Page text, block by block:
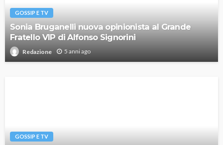
GOSSIP E TV
Sonia Bruganelli nuova opinionista al Grande
Fratello VIP di Alfonso Signorini
Redazione 5 anni ago
GOSSIP E TV